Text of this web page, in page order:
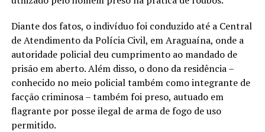
Diante dos fatos, o indivíduo foi conduzido até a Central
de Atendimento da Polícia Civil, em Araguaína, onde a
autoridade policial deu cumprimento ao mandado de
prisão em aberto. Além disso, o dono da residência –
conhecido no meio policial também como integrante de
facção criminosa – também foi preso, autuado em
flagrante por posse ilegal de arma de fogo de uso
permitido.